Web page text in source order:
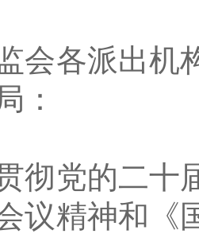
会各派出机
：
彻党的二十
议精神和《